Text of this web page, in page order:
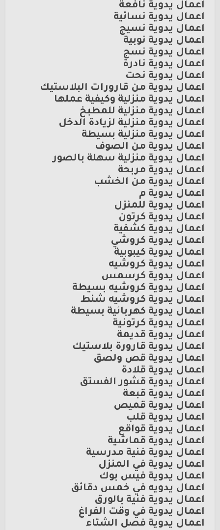
اعمال يدوية نافعة
اعمال يدوية نسائية
اعمال يدوية نسيج
اعمال يدوية نوبية
اعمال يدوية نسج
اعمال يدوية نادرة
اعمال يدوية نحت
اعمال يدوية من قارورات البلاستيك
اعمال يدوية منزلية وكيفية عملها
اعمال يدوية منزلية للمطبخ
اعمال يدوية منزلية لزيادة الدخل
اعمال يدوية منزلية بسيطة
اعمال يدوية من الصوف
اعمال يدوية منزلية سهلة بالصور
اعمال يدوية مربحة
اعمال يدوية من الخشب
اعمال يدوية م
اعمال يدوية للمنزل
اعمال يدوية كرتون
اعمال يدوية كشفية
اعمال يدوية كروشي
اعمال يدوية كيبوبية
اعمال يدوية كروشيه
اعمال يدوية كرسمس
اعمال يدوية كروشيه بسيطة
اعمال يدوية كروشيه شنط
اعمال يدوية كهربائية بسيطة
اعمال يدوية كرتونية
اعمال يدوية قديمة
اعمال يدوية قارورة بلاستيك
اعمال يدوية قص ولصق
اعمال يدوية قلادة
اعمال يدوية قشور الفستق
اعمال يدوية قبعة
اعمال يدوية قميص
اعمال يدوية قلب
اعمال يدوية قواقع
اعمال يدوية قماشية
اعمال يدوية فنية مدرسية
اعمال يدوية في المنزل
اعمال يدوية فيس بوك
اعمال يدويه في خمس دقائق
اعمال يدوية فنية بالورق
اعمال يدوية في وقت الفراغ
اعمال يدوية فصل الشتاء